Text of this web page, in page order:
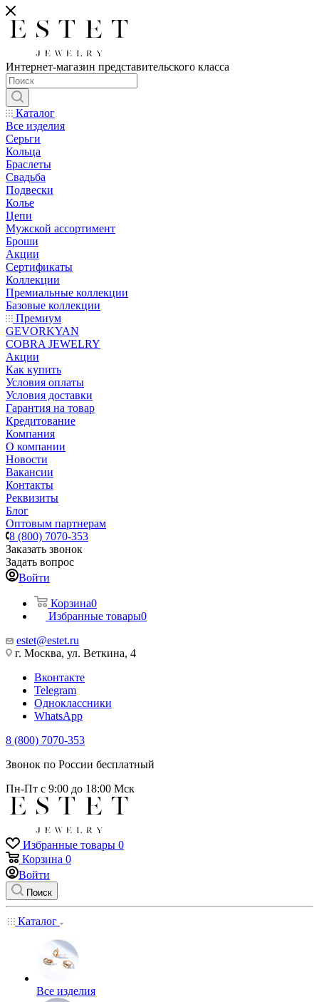
Интернет-магазин представительского класса
Каталог
Все изделия
Серьги
Кольца
Браслеты
Свадьба
Подвески
Колье
Цепи
Мужской ассортимент
Броши
Акции
Сертификаты
Коллекции
Премиальные коллекции
Базовые коллекции
Премиум
GEVORKYAN
COBRA JEWELRY
Акции
Как купить
Условия оплаты
Условия доставки
Гарантия на товар
Кредитование
Компания
О компании
Новости
Вакансии
Контакты
Реквизиты
Блог
Оптовым партнерам
8 (800) 7070-353
Заказать звонок
Задать вопрос
Войти
Корзина0
Избранные товары0
estet@estet.ru
г. Москва, ул. Веткина, 4
Вконтакте
Telegram
Одноклассники
WhatsApp
8 (800) 7070-353
Звонок по России бесплатный
Пн-Пт с 9:00 до 18:00 Мск
Избранные товары 0
Корзина 0
Войти
Поиск
Каталог
Все изделия